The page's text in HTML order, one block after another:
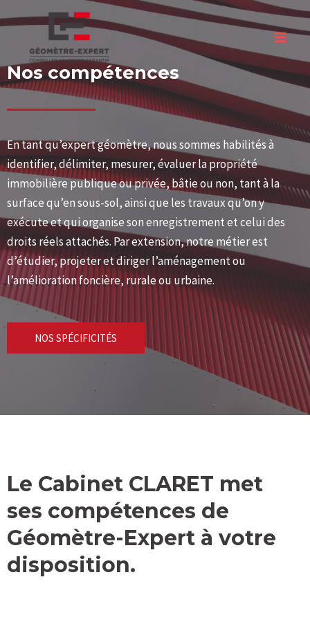
Nos compétences
En tant qu’expert géomètre, nous sommes habilités à
identifier, délimiter, mesurer, évaluer la propriété
immobilière publique ou privée, bâtie ou non, tant à la
surface qu’en sous-sol, ainsi que les travaux qu’on y
exécute et qui organise son enregistrement et celui des
droits réels attachés. Par extension, notre métier est
d’étudier, projeter et diriger l’aménagement ou
l’amélioration foncière, rurale ou urbaine.
NOS SPÉCIFICITÉS
Le Cabinet CLARET met
ses compétences de
Géomètre-Expert à votre
disposition.